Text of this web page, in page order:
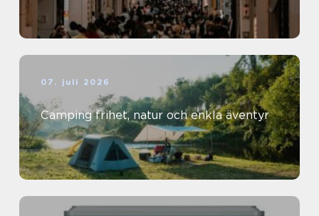
07. juli 2026
Camping frihet, natur och enkla äventyr